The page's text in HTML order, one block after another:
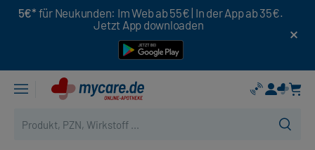
5€* für Neukunden: Im Web ab 55€ | In der App ab 35€.
Jetzt App downloaden